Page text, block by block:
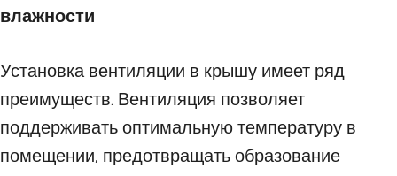
влажности
Установка вентиляции в крышу имеет ряд
преимуществ. Вентиляция позволяет
поддерживать оптимальную температуру в
помещении, предотвращать образование